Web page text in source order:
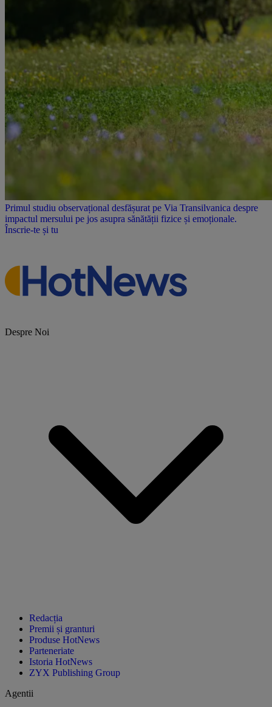
Primul studiu observațional desfășurat pe Via Transilvanica despre
impactul mersului pe jos asupra sănătății fizice și emoționale.
Înscrie-te și tu
Despre Noi
Redacția
Premii și granturi
Produse HotNews
Parteneriate
Istoria HotNews
ZYX Publishing Group
Agentii